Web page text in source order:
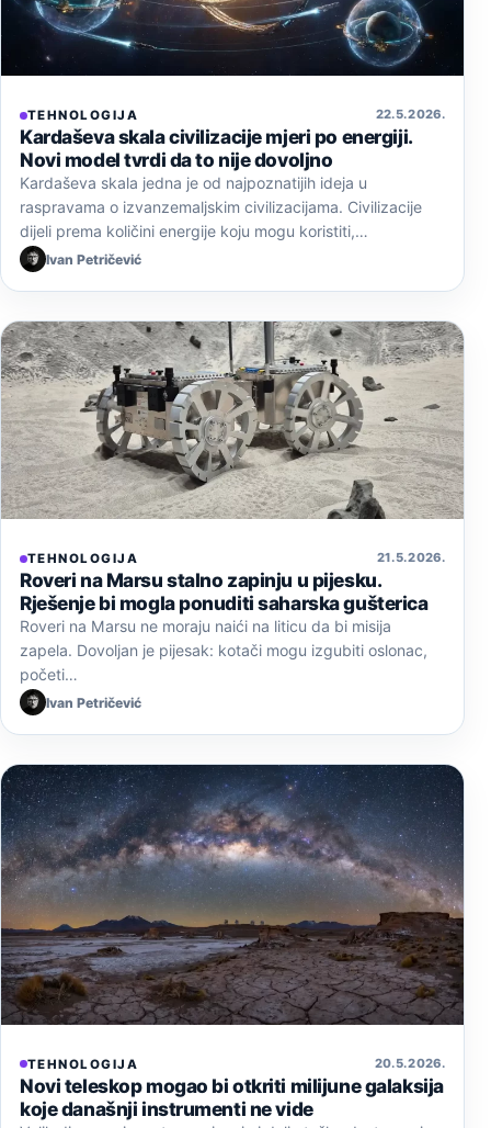
TEHNOLOGIJA 22. 5. 2026.
Kardaševa skala civilizacije mjeri po energiji.
Novi model tvrdi da to nije dovoljno
Kardaševa skala jedna je od najpoznatijih ideja u
raspravama o izvanzemaljskim civilizacijama. Civilizacije
dijeli prema količini energije koju mogu koristiti,…
Ivan Petričević
TEHNOLOGIJA 21. 5. 2026.
Roveri na Marsu stalno zapinju u pijesku.
Rješenje bi mogla ponuditi saharska gušterica
Roveri na Marsu ne moraju naići na liticu da bi misija
zapela. Dovoljan je pijesak: kotači mogu izgubiti oslonac,
početi…
Ivan Petričević
TEHNOLOGIJA 20. 5. 2026.
Novi teleskop mogao bi otkriti milijune galaksija
koje današnji instrumenti ne vide